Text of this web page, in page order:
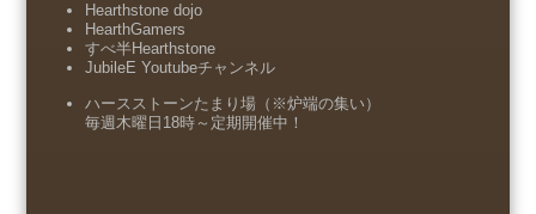
Hearthstone dojo
HearthGamers
すべ半Hearthstone
JubileE Youtubeチャンネル
ハースストーンたまり場（※炉端の集い）
毎週木曜日18時～定期開催中！